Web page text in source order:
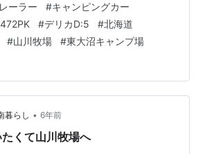
23年ぶりの訪問 〜 駒ケ峰温泉チャッ
アスレチック 〜 RVパークおおぬま 〜
忘録 城岱牧場展望台 〜 裏側から函館
いところが好きなのは、パパも子ども
す…。 目的地は城岱牧場展望台…
ーラー #キャンピングカー
#デリカD:5 #北海道
#山川牧場 #東大沼キャンプ場
暮らし • 6年前
くて山川牧場へ